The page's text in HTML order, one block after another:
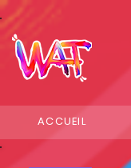
ACCUEIL